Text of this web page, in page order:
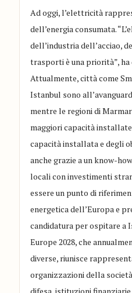
Ad oggi, l’elettricità
dell’energia consumata.
dell’industria dell’acciao,
trasporti è una priorità”,
Attualmente, città come
Istanbul sono
mentre le regioni di
maggiori capacità
capacità installata e degli
anche grazie a un know-
locali con investimenti
essere un punto di
energetica dell’Europa e
candidatura per ospitare a
Europe 2028, che
diverse, riunisce
organizzazioni della
difesa, istituzioni